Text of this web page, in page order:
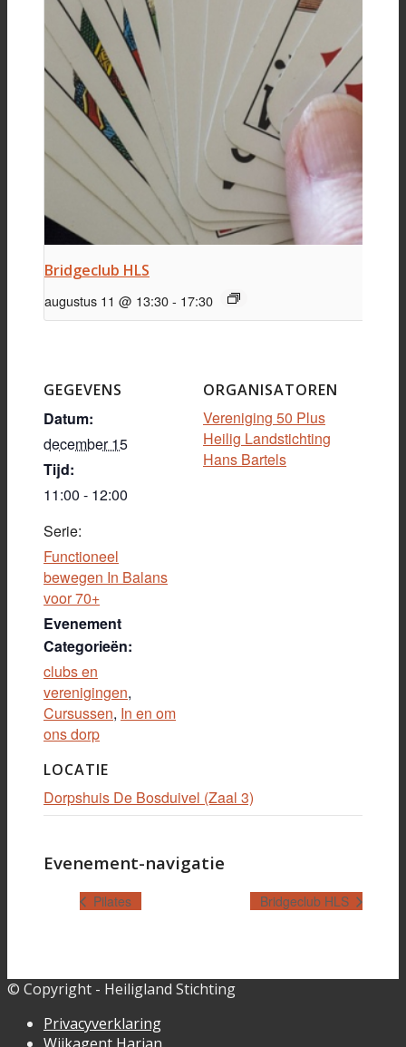
Bridgeclub HLS
augustus 11 @ 13:30- 17:30
GEGEVENS
Datum:
december 15
Tijd:
11:00 - 12:00
Serie:
Functioneel
bewegen In Balans
voor 70+
Evenement
Categorieën:
clubs en
verenigingen,
Cursussen, In en om
ons dorp
LOCATIE
Dorpshuis De Bosduivel (Zaal 3)
ORGANISATOREN
Vereniging 50 Plus
Heilig Landstichting
Hans Bartels
Evenement-navigatie
Pilates Bridgeclub HLS
© Copyright - Heiligland Stichting
Privacyverklaring